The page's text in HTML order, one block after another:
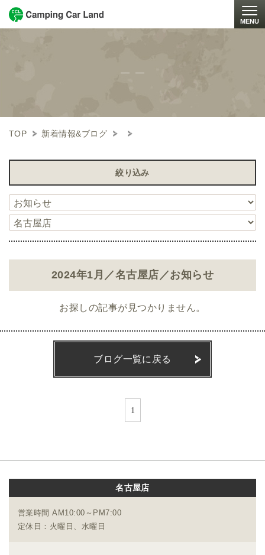
MENU
TOP 新着情報&ブログ
絞り込み
2024年1月／名古屋店／お知らせ
お探しの記事が見つかりません。
ブログ一覧に戻る
1
名古屋店
営業時間 AM10:00～PM7:00
定休日：火曜日、水曜日